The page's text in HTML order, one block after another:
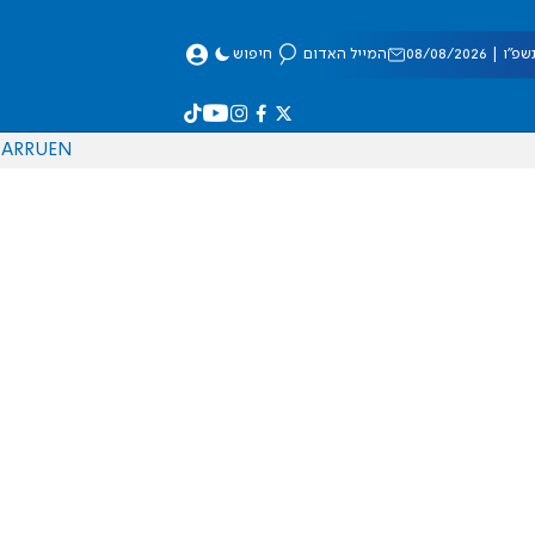
08/2026 המייל האדום חיפוש
EN
RU
AR